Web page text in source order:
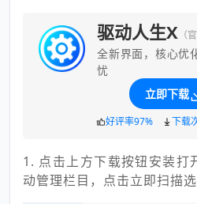
驱动人生X （
全新界面，核心优
忧
立即下载
好评率97% 下载
1. 点击上方下载按钮安装打
动管理栏目，点击立即扫描选